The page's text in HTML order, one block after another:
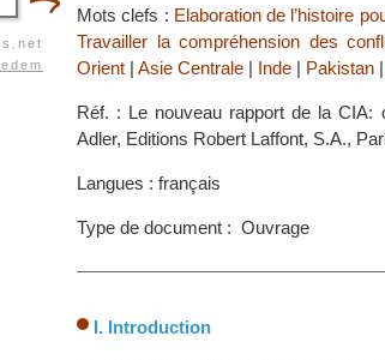
Mots clefs : Elaboration de l’histoire
Travailler la compréhension des
Orient | Asie Centrale | Inde | Pakistan |
Réf. : Le nouveau rapport de la CIA:
Adler, Editions Robert Laffont, S.A.,
Langues : français
Type de document : Ouvrage
I. Introduction